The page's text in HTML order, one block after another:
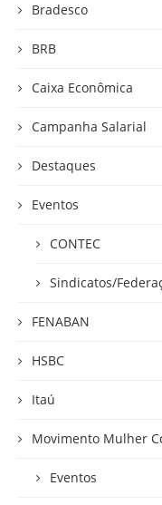
Bradesco
BRB
Caixa Econômica
Campanha Salarial
Destaques
Eventos
CONTEC
Sindicatos/
FENABAN
HSBC
Itaú
Movimento Mulher
Eventos